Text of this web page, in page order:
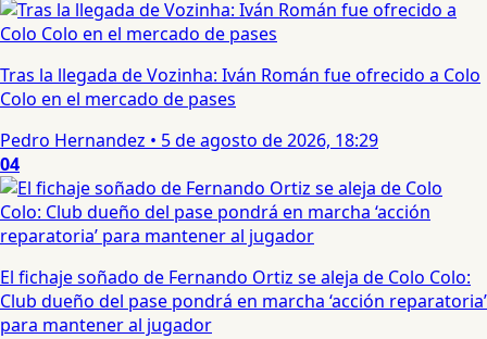
Tras la llegada de Vozinha: Iván Román fue ofrecido a Colo
Colo en el mercado de pases
Pedro Hernandez • 5 de agosto de 2026, 18:29
04
El fichaje soñado de Fernando Ortiz se aleja de Colo Colo:
Club dueño del pase pondrá en marcha ‘acción reparatoria’
para mantener al jugador